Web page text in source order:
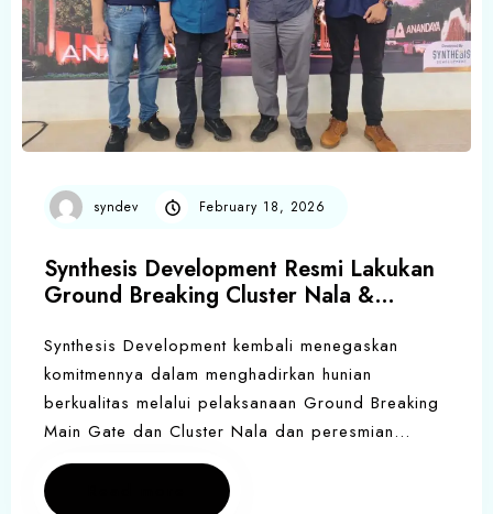
syndev February 18, 2026
Synthesis Development Resmi Lakukan
Ground Breaking Cluster Nala &
Home Resort
Synthesis Development kembali menegaskan
komitmennya dalam menghadirkan hunian
berkualitas melalui pelaksanaan Ground Breaking
Main Gate dan Cluster Nala dan peresmian…